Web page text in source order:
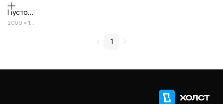
Пустой дизайн-макет
2000 × 1414
1